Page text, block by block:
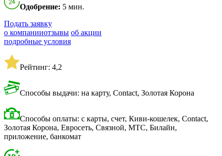
Одобрение: 5 мин.
Подать заявку
о компанииотзывы об акции
подробные условия
Рейтинг: 4,2
Способы выдачи: на карту, Contact, Золотая Корона
Способы оплаты: с карты, счет, Киви-кошелек, Contact,
Золотая Корона, Евросеть, Связной, МТС, Билайн,
приложение, банкомат